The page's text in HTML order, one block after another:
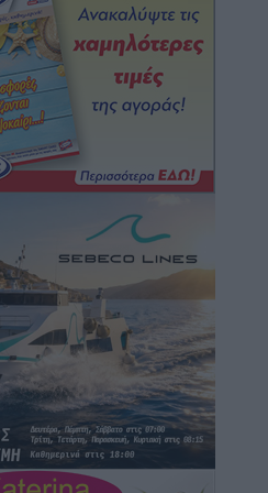
5 ώρες
“Δύο μεγάλες
– Κίνητρα για
των νησιών και
με το Αττικόν για το
Διευρύνεται η εθνική
για τις τιμές – Eρχονται
εταιρειών
5 ώρες
έξι άτομα για
καταστήματα στο